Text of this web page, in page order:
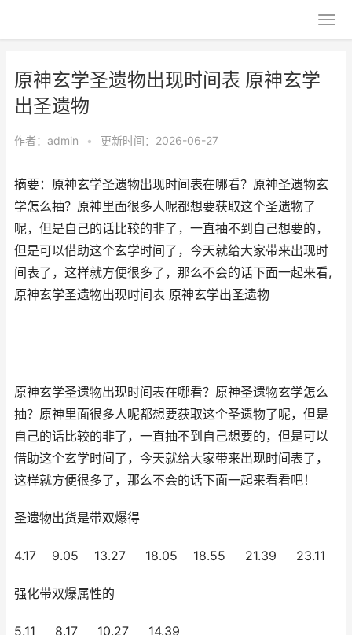
原神玄学圣遗物出现时间表 原神玄学
出圣遗物
作者： admin • 更新时间：2026-06-27
摘要：原神玄学圣遗物出现时间表在哪看？原神圣遗物玄
学怎么抽？原神里面很多人呢都想要获取这个圣遗物了
呢，但是自己的话比较的非了，一直抽不到自己想要的，
但是可以借助这个玄学时间了，今天就给大家带来出现时
间表了，这样就方便很多了，那么不会的话下面一起来看,
原神玄学圣遗物出现时间表 原神玄学出圣遗物
原神玄学圣遗物出现时间表在哪看？原神圣遗物玄学怎么
抽？原神里面很多人呢都想要获取这个圣遗物了呢，但是
自己的话比较的非了，一直抽不到自己想要的，但是可以
借助这个玄学时间了，今天就给大家带来出现时间表了，
这样就方便很多了，那么不会的话下面一起来看看吧！
圣遗物出货是带双爆得
4.17 9.05 13.27 18.05 18.55 21.39 23.11
强化带双爆属性的
5.11 8.17 10.27 14.39